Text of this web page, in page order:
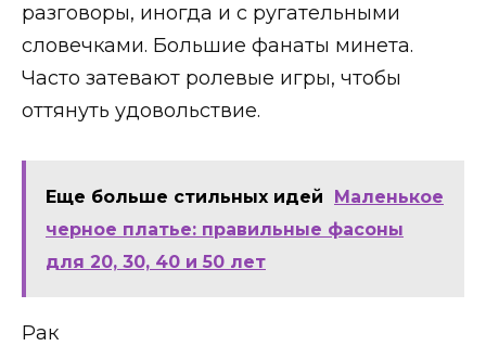
разговоры, иногда и с ругательными
словечками. Большие фанаты минета.
Часто затевают ролевые игры, чтобы
оттянуть удовольствие.
Еще больше стильных идей
Маленькое
черное платье: правильные фасоны
для 20, 30, 40 и 50 лет
Рак